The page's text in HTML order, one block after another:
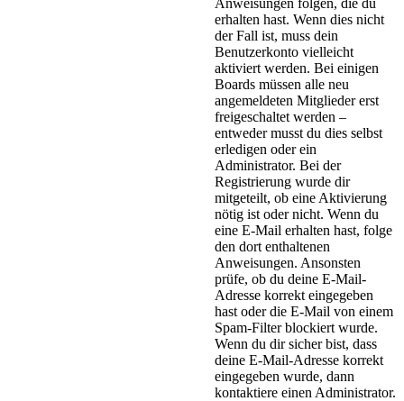
erhalten hast. Wenn dies nicht
der Fall ist, muss dein
Benutzerkonto vielleicht
aktiviert werden. Bei einigen
Boards müssen alle neu
angemeldeten Mitglieder erst
freigeschaltet werden –
entweder musst du dies selbst
erledigen oder ein
Administrator. Bei der
Registrierung wurde dir
mitgeteilt, ob eine Aktivierung
nötig ist oder nicht. Wenn du
eine E-Mail erhalten hast, folge
den dort enthaltenen
Anweisungen. Ansonsten
prüfe, ob du deine E-Mail-
Adresse korrekt eingegeben
hast oder die E-Mail von einem
Spam-Filter blockiert wurde.
Wenn du dir sicher bist, dass
deine E-Mail-Adresse korrekt
eingegeben wurde, dann
kontaktiere einen Administrator.